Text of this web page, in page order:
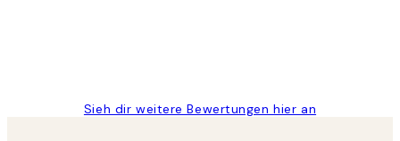
Sieh dir weitere Bewertungen hier an